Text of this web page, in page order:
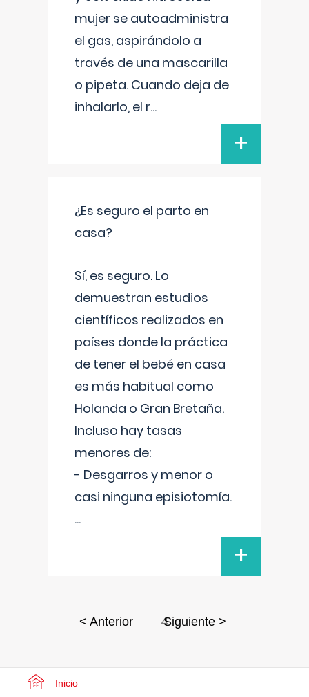
mujer se autoadministra
el gas, aspirándolo a
través de una mascarilla
o pipeta. Cuando deja de
inhalarlo, el r...
+
¿Es seguro el parto en
casa?
Sí, es seguro. Lo
demuestran estudios
científicos realizados en
países donde la práctica
de tener el bebé en casa
es más habitual como
Holanda o Gran Bretaña.
Incluso hay tasas
menores de:
- Desgarros y menor o
casi ninguna episiotomía.
...
+
< Anterior 4
Siguiente >
Inicio